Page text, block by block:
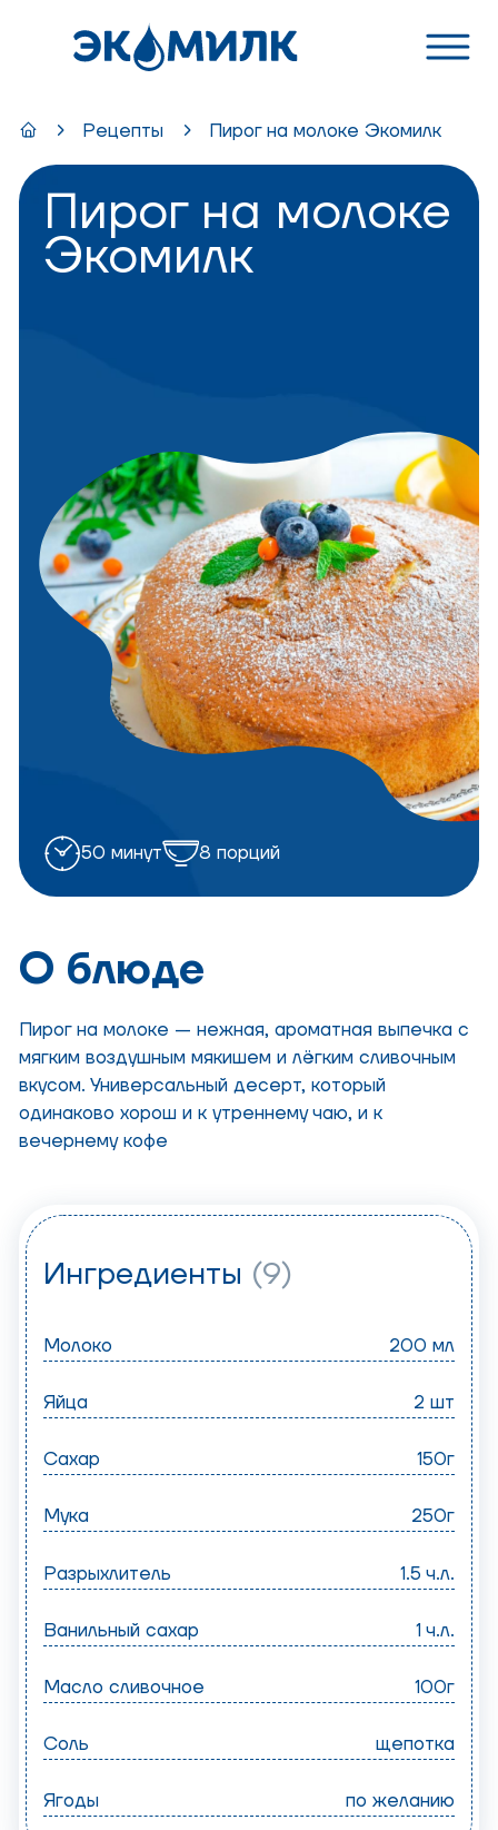
Рецепты Пирог на молоке Экомилк
Пирог на молоке
Экомилк
50 минут 8 порций
О блюде
Пирог на молоке — нежная, ароматная выпечка с
мягким воздушным мякишем и лёгким сливочным
вкусом. Универсальный десерт, который
одинаково хорош и к утреннему чаю, и к
вечернему кофе
Ингредиенты (9)
Молоко 200 мл
Яйца 2 шт
Сахар 150г
Мука 250г
Разрыхлитель 1.5 ч.л.
Ванильный сахар 1 ч.л.
Масло сливочное 100г
Соль щепотка
Ягоды по желанию